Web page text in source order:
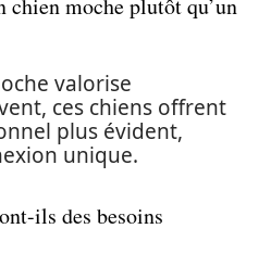
chien moche plutôt qu’un
valorise
ces chiens offrent
plus évident,
unique.
ils des besoins